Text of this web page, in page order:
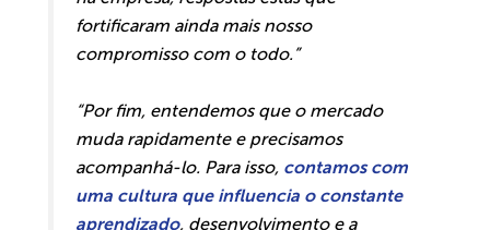
fortificaram ainda mais nosso
compromisso com o todo.”
“Por fim, entendemos que o mercado
muda rapidamente e precisamos
acompanhá-lo. Para isso, contamos com
uma cultura que influencia o constante
aprendizado, desenvolvimento e a